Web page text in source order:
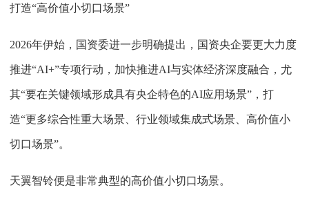
打造“高价值小切口场景”
2026年伊始，国资委进一步明确提出，国资央企要更大力度
推进“AI+”专项行动，加快推进AI与实体经济深度融合，尤
其“要在关键领域形成具有央企特色的AI应用场景”，打
造“更多综合性重大场景、行业领域集成式场景、高价值小
切口场景”。
天翼智铃便是非常典型的高价值小切口场景。